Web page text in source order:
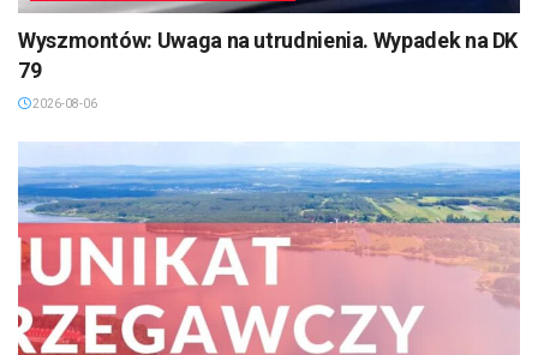
Wyszmontów: Uwaga na utrudnienia. Wypadek na DK
79
2026-08-06